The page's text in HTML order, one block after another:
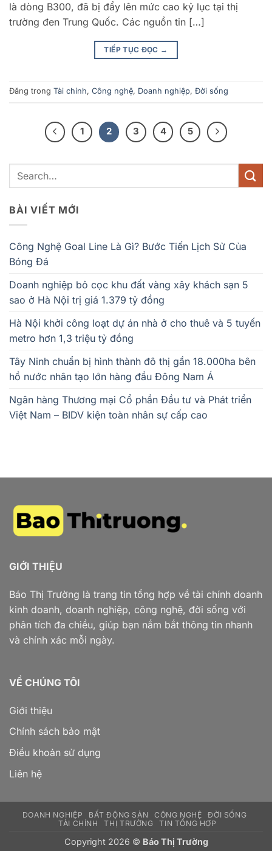
là dòng B300, đã bị đẩy lên mức cao kỷ lục tại thị
trường đen Trung Quốc. Các nguồn tin […]
TIẾP TỤC ĐỌC →
Đăng trong Tài chính, Công nghệ, Doanh nghiệp, Đời sống
1 2 3 4 5
BÀI VIẾT MỚI
Công Nghệ Goal Line Là Gì? Bước Tiến Lịch Sử Của
Bóng Đá
Doanh nghiệp bỏ cọc khu đất vàng xây khách sạn 5
sao ở Hà Nội trị giá 1.379 tỷ đồng
Hà Nội khởi công loạt dự án nhà ở cho thuê và 5 tuyến
metro hơn 1,3 triệu tỷ đồng
Tây Ninh chuẩn bị hình thành đô thị gần 18.000ha bên
hồ nước nhân tạo lớn hàng đầu Đông Nam Á
Ngân hàng Thương mại Cổ phần Đầu tư và Phát triển
Việt Nam – BIDV kiện toàn nhân sự cấp cao
GIỚI THIỆU
Báo Thị Trường là trang tin tổng hợp về tài chính doanh
kinh doanh, doanh nghiệp, công nghệ, đời sống với
phân tích đa chiều, giúp bạn nắm bắt thông tin nhanh
và chính xác mỗi ngày.
VỀ CHÚNG TÔI
Giới thiệu
Chính sách bảo mật
Điều khoản sử dụng
Liên hệ
DOANH NGHIỆP BẤT ĐỘNG SẢN CÔNG NGHỆ
ĐỜI SỐNG
TÀI CHÍNH
THỊ TRƯỜNG TIN TỔNG HỢP
Copyright 2026 © Báo Thị Trường